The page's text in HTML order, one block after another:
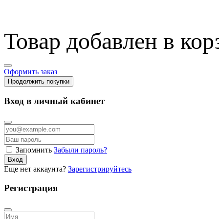
Товар добавлен в
Оформить заказ
Продолжить покупки
Вход в личный кабинет
Запомнить Забыли пароль?
Вход
Еще нет аккаунта? Зарегистрируйтесь
Регистрация